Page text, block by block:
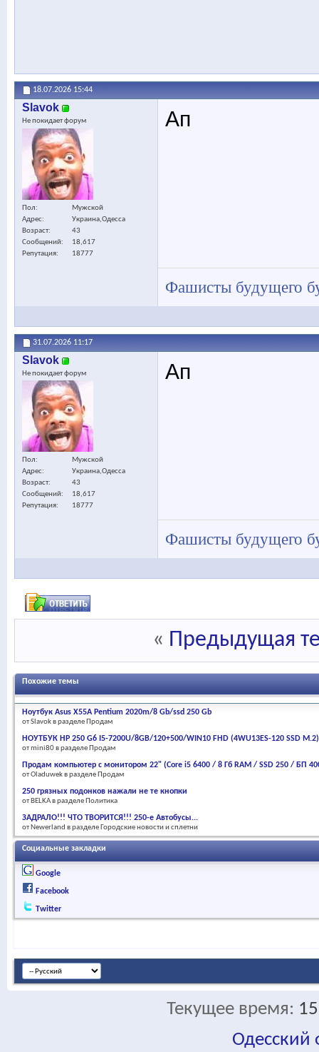
18.07.2026 15:44
Slavok
Не покидает форум
Пол
Мужской
Адрес
Украина,Одесса
Возраст
43
Сообщений
18,617
Репутация
18777
Ап
Фашисты будущего
31.07.2026 11:17
Slavok
Не покидает форум
Пол
Мужской
Адрес
Украина,Одесса
Возраст
43
Сообщений
18,617
Репутация
18777
Ап
Фашисты будущего
« Предыдущая
Похожие темы
Ноутбук Asus X55A Pentium 2020m/8 Gb/ssd 250 Gb
от Slavok в разделе Продам
НОУТБУК HP 250 G6 I5-7200U/8GB/120+500/WIN10 FHD (4WU13ES-120 SSD M.2)
от mini80 в разделе Продам
Продам компьютер с монитором 22" (Core i5 6400 / 8 Гб RAM / SSD 250 / БП
от Oladuwek в разделе Продам
250 грязных подонков нажали не те кнопки
от BELKA в разделе Политика
ЗАДРАЛО!!! ЧТО ТВОРИТСЯ!!! 250-е Автобусы...
от Newerland в разделе Городские новости и сплетни
Социальные закладки
Google
Facebook
Twitter
Текущее время:
Одесский